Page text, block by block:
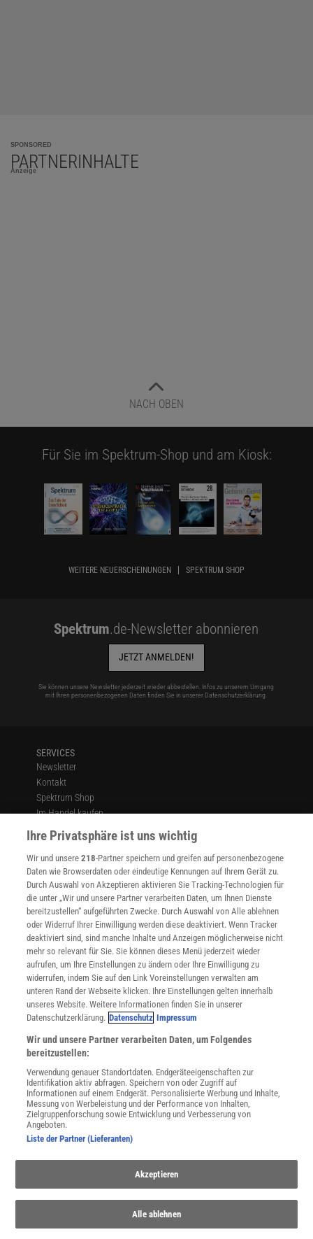
SPONSORED
PARTNERINHALTE
Anzeige
NACH OBEN
Für Sie im Spektrum-Shop und am Kiosk:
WEITERE NEUERSCHEINUNGEN SPEKTRUM SHOP
Spektrum.de-Newsletter abonnieren
JETZT ANMELDEN!
Sie können unsere Newsletter jederzeit wieder abbestellen. Infos zu unserem Umgang
mit Ihren personenbezogenen Daten finden Sie in unserer Datenschutzerklärung
SERVICES
Newsletter
Kontakt
Spektrum Shop
Im Handel kaufen
Presse
Verträge kündigen
Widerruf
INFO
Mediadaten
Datenschutz
Nutzungsbedingungen
Cookie-Einstellungen
Utiq verwalten
Nutzungsbasierte Onlinewerbung
Alle Artikel
Impressum
Angebote für Schulen
Angebote für Institutionen
Sprachen lernen mit Gymglish
Lexika
Für Spektrum schreiben
Zugänglichkeitserklärung
WEBSEITEN
KielSCN
Wissenschaft in die Schulen
SciLogs
Ihre Privatsphäre ist uns wichtig
Wir und unsere218-Partner speichern und greifen auf personenbezogene
Daten wie Browserdaten oder eindeutige Kennungen auf Ihrem Gerät zu.
Durch Auswahl von Akzeptieren aktivieren Sie Tracking-Technologien für
die unter „Wir und unsere Partner verarbeiten Daten, um Ihnen Dienste
bereitzustellen“ aufgeführten Zwecke. Durch Auswahl von Alle ablehnen
oder Widerruf Ihrer Einwilligung werden diese deaktiviert. Wenn Tracker
deaktiviert sind, sind manche Inhalte und Anzeigen möglicherweise nicht
mehr so relevant für Sie. Sie können dieses Menü jederzeit wieder
aufrufen, um Ihre Einstellungen zu ändern oder Ihre Einwilligung zu
widerrufen, indem Sie auf den Link Voreinstellungen verwalten am
unteren Rand der Webseite klicken. Ihre Einstellungen gelten innerhalb
unseres Website. Weitere Informationen finden Sie in unserer
Datenschutzerklärung. Datenschutz Impressum
Wir und unsere Partner verarbeiten Daten, um Folgendes
bereitzustellen:
Verwendung genauer Standortdaten. Endgeräteeigenschaften zur
Identifikation aktiv abfragen. Speichern von oder Zugriff auf
Informationen auf einem Endgerät. Personalisierte Werbung und Inhalte,
Messung von Werbeleistung und der Performance von Inhalten,
Zielgruppenforschung sowie Entwicklung und Verbesserung von
Angeboten.
Liste der Partner (Lieferanten)
Akzeptieren
Alle ablehnen